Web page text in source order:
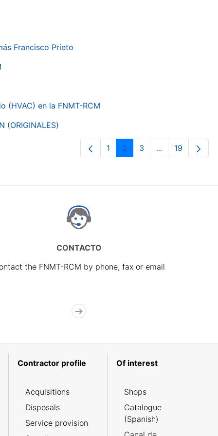
Francisco Prieto
(HVAC) en la FNMT-RCM
Page
1 Page
2 Page
3 ...Intermediate
Page
19
CONTACTO
the FNMT-RCM by phone, fax or email
Contractor profile
Acquisitions
Disposals
Service provision
Of interest
Shops
Catalogue
(Spanish)